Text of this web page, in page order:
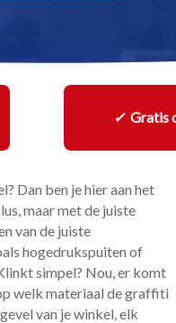
✓Gratis
Dan ben je hier aan het
maar met de juiste
van de juiste
hogedrukspuiten of
simpel? Nou, er komt
welk materiaal de graffiti
van je winkel, elk